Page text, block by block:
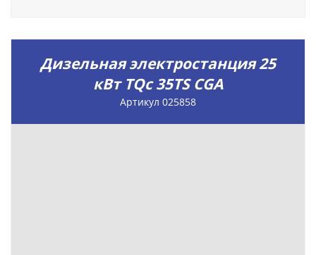
Дизельная электростанция 25
кВт TQc 35TS CGA
Артикул 025858